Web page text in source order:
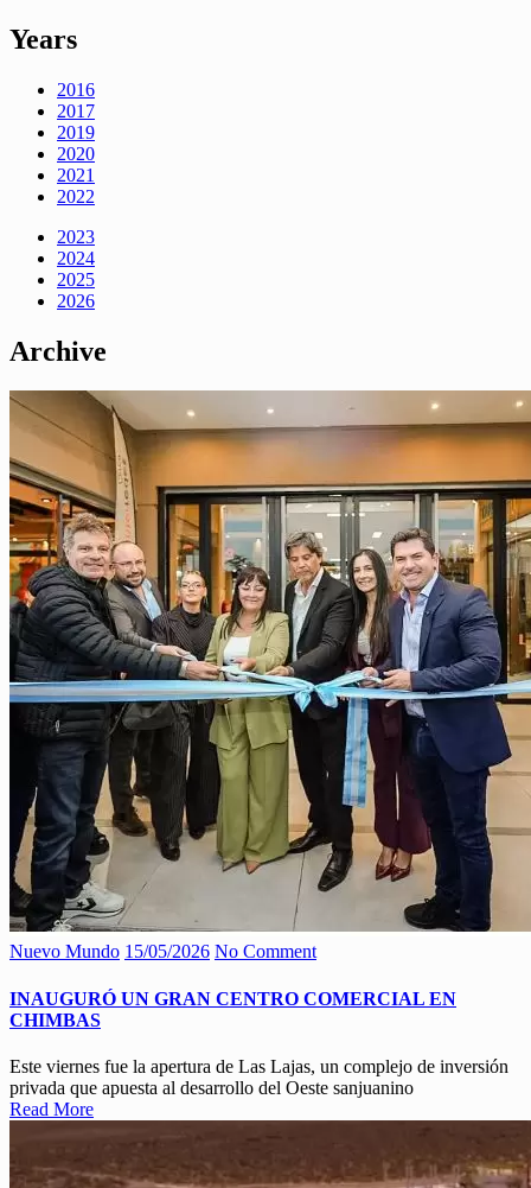
Years
2016
2017
2019
2020
2021
2022
2023
2024
2025
2026
Archive
Nuevo Mundo 15/05/2026 No Comment
INAUGURÓ UN GRAN CENTRO COMERCIAL EN
CHIMBAS
Este viernes fue la apertura de Las Lajas, un complejo de inversión
privada que apuesta al desarrollo del Oeste sanjuanino
Read More